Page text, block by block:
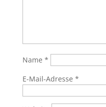
Name *
E-Mail-Adresse *